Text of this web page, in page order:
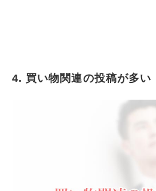
4. 買い物関連の投稿が多い